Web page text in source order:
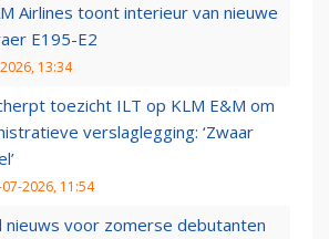
Airlines toont interieur van nieuwe
E195-E2
13:34
toezicht ILT op KLM E&M om
verslaglegging: ‘Zwaar
2026, 11:54
nieuws voor zomerse debutanten